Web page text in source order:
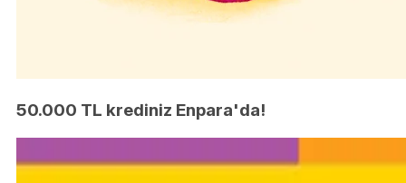
50.000 TL krediniz Enpara'da!